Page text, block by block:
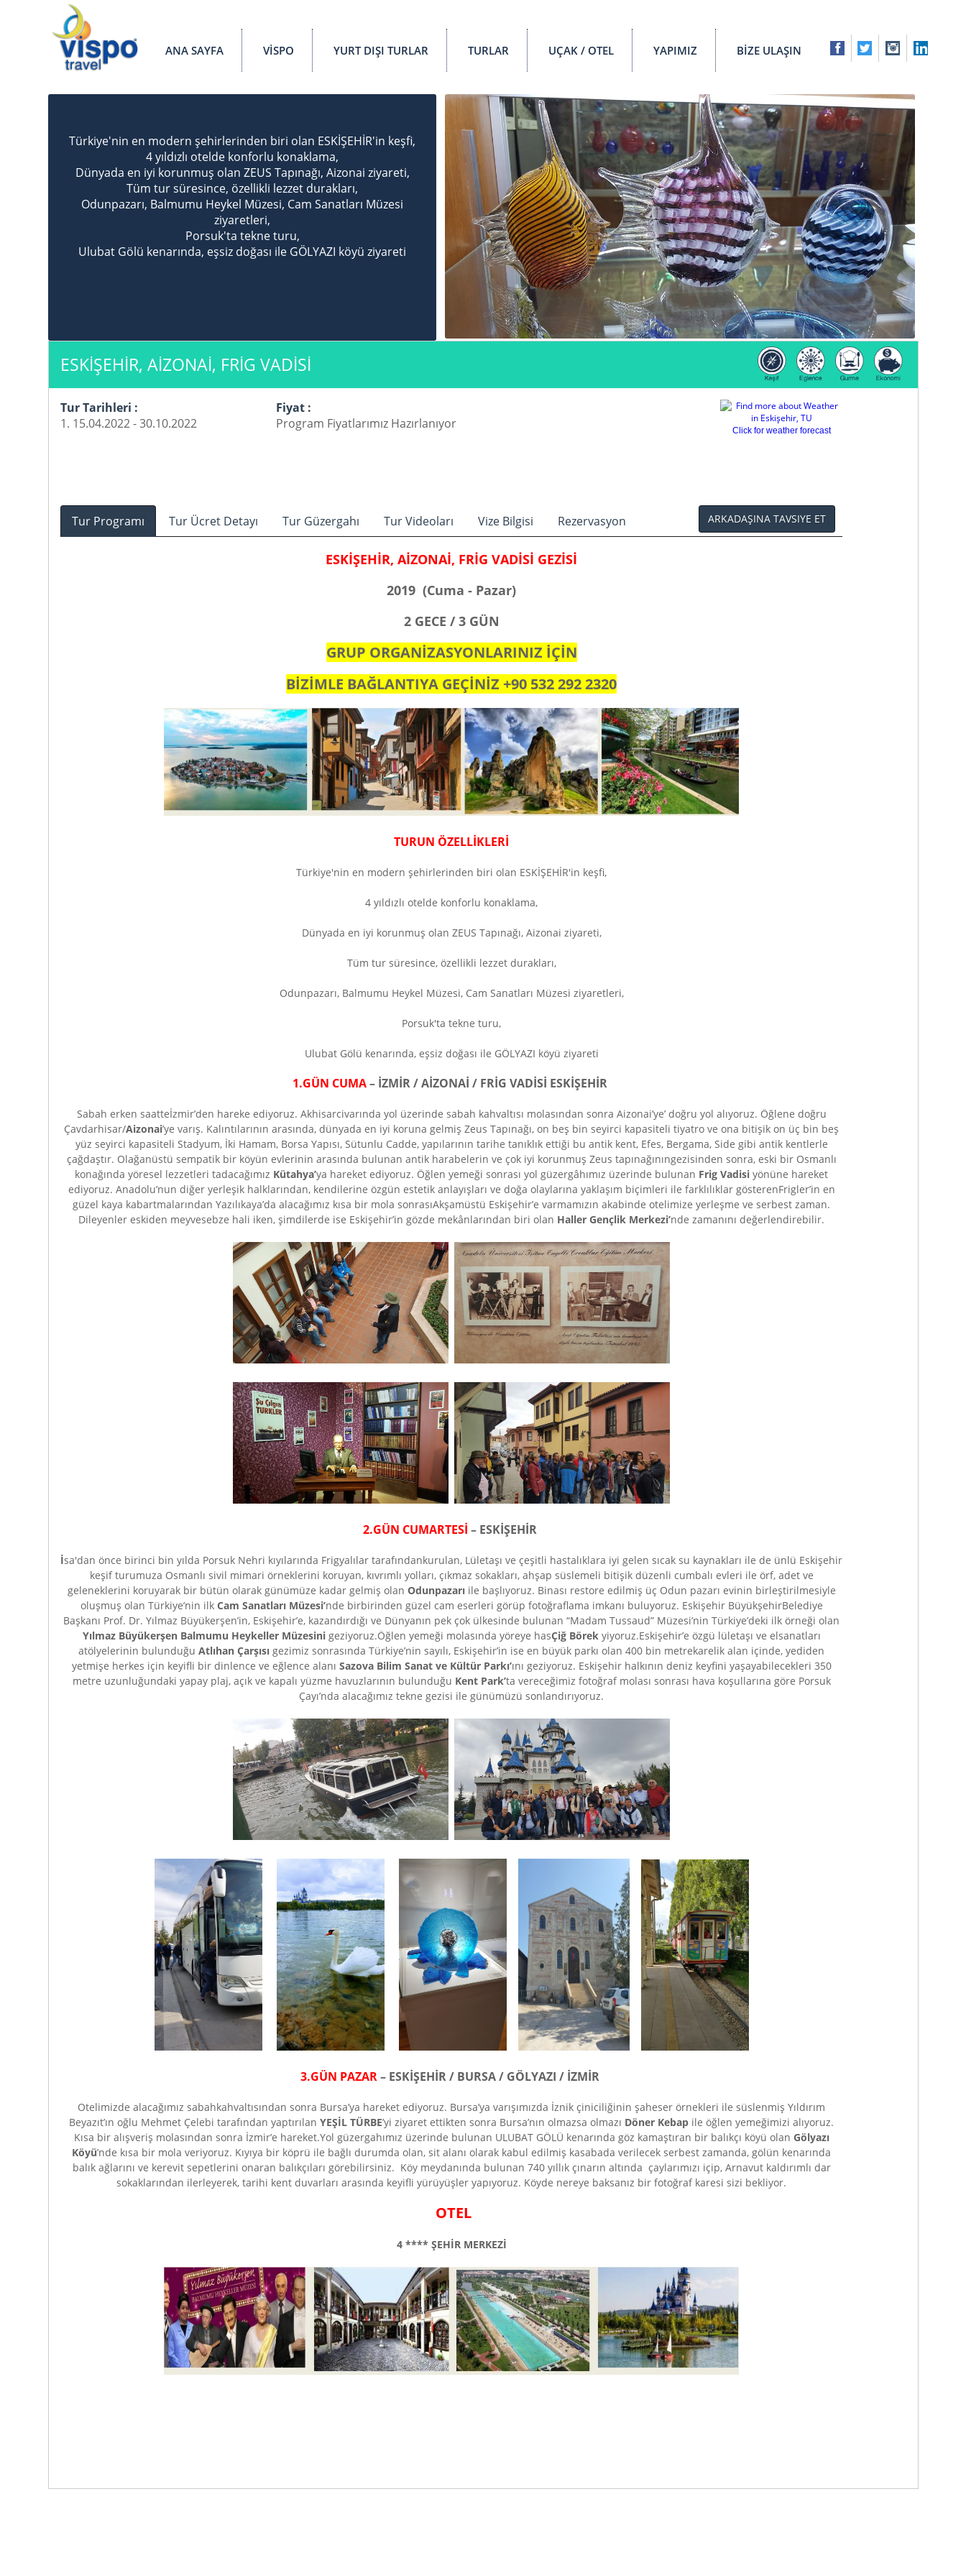
ANA SAYFA VİSPO YURT DIŞI TURLAR TURLAR UÇAK / OTEL YAPIMIZ BİZE ULAŞIN
Türkiye'nin en modern şehirlerinden biri olan ESKİŞEHİR'in keşfi,
4 yıldızlı otelde konforlu konaklama,
Dünyada en iyi korunmuş olan ZEUS Tapınağı, Aizonai ziyareti,
Tüm tur süresince, özellikli lezzet durakları,
Odunpazarı, Balmumu Heykel Müzesi, Cam Sanatları Müzesi
ziyaretleri,
Porsuk'ta tekne turu,
Ulubat Gölü kenarında, eşsiz doğası ile GÖLYAZI köyü ziyareti
ESKİŞEHİR, AİZONAİ, FRİG VADİSİ
Tur Tarihleri :
1. 15.04.2022 - 30.10.2022
Fiyat :
Program Fiyatlarımız Hazırlanıyor
Click for weather forecast
ARKADAŞINA TAVSIYE ET
Tur Programı Tur Ücret Detayı Tur Güzergahı Tur Videoları Vize Bilgisi Rezervasyon
ESKİŞEHİR, AİZONAİ, FRİG VADİSİ GEZİSİ
2019 (Cuma - Pazar)
2 GECE / 3 GÜN
GRUP ORGANİZASYONLARINIZ İÇİN
BİZİMLE BAĞLANTIYA GEÇİNİZ +90 532 292 2320
TURUN ÖZELLİKLERİ
Türkiye'nin en modern şehirlerinden biri olan ESKİŞEHİR'in keşfi,
4 yıldızlı otelde konforlu konaklama,
Dünyada en iyi korunmuş olan ZEUS Tapınağı, Aizonai ziyareti,
Tüm tur süresince, özellikli lezzet durakları,
Odunpazarı, Balmumu Heykel Müzesi, Cam Sanatları Müzesi ziyaretleri,
Porsuk'ta tekne turu,
Ulubat Gölü kenarında, eşsiz doğası ile GÖLYAZI köyü ziyareti
1.GÜN CUMA– İZMİR / AİZONAİ / FRİG VADİSİ ESKİŞEHİR
Sabah erken saatteİzmir’den hareke ediyoruz. Akhisarcivarında yol üzerinde sabah kahvaltısı molasından sonra Aizonai’ye’ doğru yol alıyoruz. Öğlene doğru
Çavdarhisar/Aizonai’ye varış. Kalıntılarının arasında, dünyada en iyi koruna gelmiş Zeus Tapınağı, on beş bin seyirci kapasiteli tiyatro ve ona bitişik on üç bin beş
yüz seyirci kapasiteli Stadyum, İki Hamam, Borsa Yapısı, Sütunlu Cadde, yapılarının tarihe tanıklık ettiği bu antik kent, Efes, Bergama, Side gibi antik kentlerle
çağdaştır. Olağanüstü sempatik bir köyün evlerinin arasında bulunan antik harabelerin ve çok iyi korunmuş Zeus tapınağınıngezisinden sonra, eski bir Osmanlı
konağında yöresel lezzetleri tadacağımız Kütahya’ya hareket ediyoruz. Öğlen yemeği sonrası yol güzergâhımız üzerinde bulunan Frig Vadisi yönüne hareket
ediyoruz. Anadolu’nun diğer yerleşik halklarından, kendilerine özgün estetik anlayışları ve doğa olaylarına yaklaşım biçimleri ile farklılıklar gösterenFrigler’in en
güzel kaya kabartmalarından Yazılıkaya’da alacağımız kısa bir mola sonrasıAkşamüstü Eskişehir’e varmamızın akabinde otelimize yerleşme ve serbest zaman.
Dileyenler eskiden meyvesebze hali iken, şimdilerde ise Eskişehir’in gözde mekânlarından biri olan Haller Gençlik Merkezi’nde zamanını değerlendirebilir.
2.GÜN CUMARTESİ – ESKİŞEHİR
İsa'dan önce birinci bin yılda Porsuk Nehri kıyılarında Frigyalılar tarafındankurulan, Lületaşı ve çeşitli hastalıklara iyi gelen sıcak su kaynakları ile de ünlü Eskişehir
keşif turumuza Osmanlı sivil mimari örneklerini koruyan, kıvrımlı yolları, çıkmaz sokakları, ahşap süslemeli bitişik düzenli cumbalı evleri ile örf, adet ve
geleneklerini koruyarak bir bütün olarak günümüze kadar gelmiş olan Odunpazarıile başlıyoruz. Binası restore edilmiş üç Odun pazarı evinin birleştirilmesiyle
oluşmuş olan Türkiye’nin ilk Cam Sanatları Müzesi’nde birbirinden güzel cam eserleri görüp fotoğraflama imkanı buluyoruz. Eskişehir BüyükşehirBelediye
Başkanı Prof. Dr. Yılmaz Büyükerşen’in, Eskişehir’e, kazandırdığı ve Dünyanın pek çok ülkesinde bulunan “Madam Tussaud” Müzesi’nin Türkiye’deki ilk örneği olan
Yılmaz Büyükerşen Balmumu Heykeller Müzesini geziyoruz.Öğlen yemeği molasında yöreye hasÇiğ Börek yiyoruz.Eskişehir’e özgü lületaşı ve elsanatları
atölyelerinin bulunduğuAtlıhan Çarşısı gezimiz sonrasında Türkiye’nin sayılı, Eskişehir’in ise en büyük parkı olan 400 bin metrekarelik alan içinde, yediden
yetmişe herkes için keyifli bir dinlence ve eğlence alanı Sazova Bilim Sanat ve Kültür Parkı’ını geziyoruz. Eskişehir halkının deniz keyfini yaşayabilecekleri 350
metre uzunluğundaki yapay plaj, açık ve kapalı yüzme havuzlarının bulunduğu Kent Park’ta vereceğimiz fotoğraf molası sonrası hava koşullarına göre Porsuk
Çayı’nda alacağımız tekne gezisi ile günümüzü sonlandırıyoruz.
3.GÜN PAZAR– ESKİŞEHİR / BURSA / GÖLYAZI / İZMİR
Otelimizde alacağımız sabahkahvaltısından sonra Bursa’ya hareket ediyoruz. Bursa’ya varışımızda İznik çiniciliğinin şaheser örnekleri ile süslenmiş Yıldırım
Beyazıt’ın oğlu Mehmet Çelebi tarafından yaptırılanYEŞİL TÜRBE’yi ziyaret ettikten sonra Bursa’nın olmazsa olmazı Döner Kebap ile öğlen yemeğimizi alıyoruz.
Kısa bir alışveriş molasından sonra İzmir’e hareket.Yol güzergahımız üzerinde bulunan ULUBAT GÖLÜ kenarında göz kamaştıran bir balıkçı köyü olan Gölyazı
Köyü’nde kısa bir mola veriyoruz. Kıyıya bir köprü ile bağlı durumda olan, sit alanı olarak kabul edilmiş kasabada verilecek serbest zamanda, gölün kenarında
balık ağlarını ve kerevit sepetlerini onaran balıkçıları görebilirsiniz. Köy meydanında bulunan 740 yıllık çınarın altında çaylarımızı içip, Arnavut kaldırımlı dar
sokaklarından ilerleyerek, tarihi kent duvarları arasında keyifli yürüyüşler yapıyoruz. Köyde nereye baksanız bir fotoğraf karesi sizi bekliyor.
OTEL
4 **** ŞEHİR MERKEZİ